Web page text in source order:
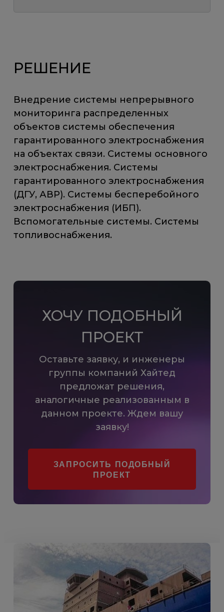
РЕШЕНИЕ
Внедрение системы непрерывного
мониторинга распределенных
объектов системы обеспечения
гарантированного электроснабжения
на объектах связи. Системы основного
электроснабжения. Системы
гарантированного электроснабжения
(ДГУ, АВР). Системы бесперебойного
электроснабжения (ИБП).
Вспомогательные системы. Системы
топливоснабжения.
ХОЧУ ПОДОБНЫЙ
ПРОЕКТ
Оставьте заявку, и инженеры
группы компаний Хайтед
предложат решения,
аналогичные реализованным в
данном проекте. Ждем вашу
заявку!
ЗАПРОСИТЬ ПОДОБНЫЙ
ПРОЕКТ